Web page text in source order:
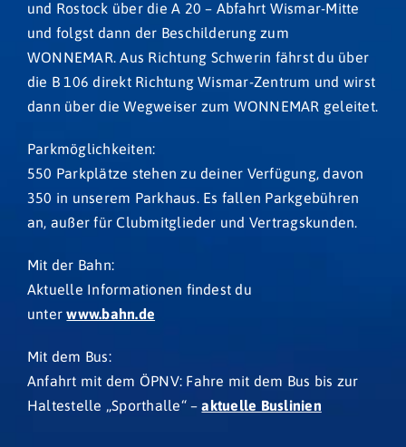
und Rostock über die A 20 – Abfahrt Wismar-Mitte
und folgst dann der Beschilderung zum
WONNEMAR. Aus Richtung Schwerin fährst du über
die B 106 direkt Richtung Wismar-Zentrum und wirst
dann über die Wegweiser zum WONNEMAR geleitet.
Parkmöglichkeiten:
550 Parkplätze stehen zu deiner Verfügung, davon
350 in unserem Parkhaus. Es fallen Parkgebühren
an, außer für Clubmitglieder und Vertragskunden.
Mit der Bahn:
Aktuelle Informationen findest du
unterwww.bahn.de
Mit dem Bus:
Anfahrt mit dem ÖPNV: Fahre mit dem Bus bis zur
Haltestelle „Sporthalle“ –aktuelle Buslinien